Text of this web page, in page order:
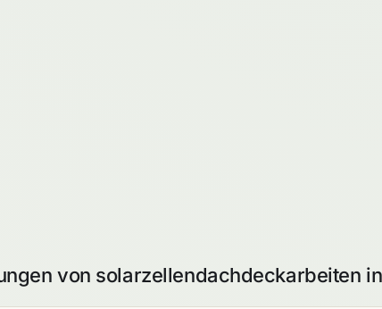
von solarzellendachdeckarbeiten